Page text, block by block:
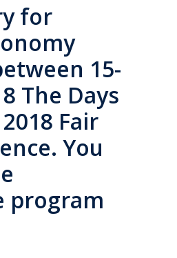
for
15-
The Days
Fair
You
program